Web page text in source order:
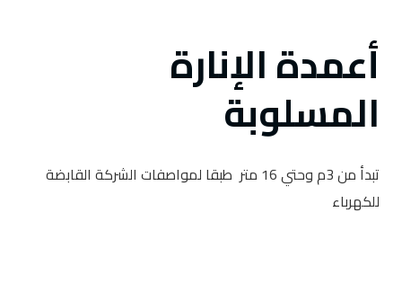
أعمدة الإنارة
المسلوبة
تبدأ من 3م وحتي 16 متر طبقا لمواصفات الشركة القابضة
للكهرباء